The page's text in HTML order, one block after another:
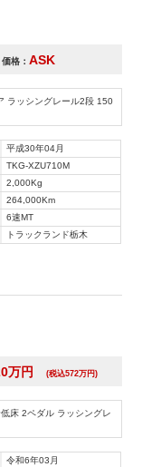
価格： ASK
ラッシングレール2段 150
平成30年04月
TKG-XZU710M
2,000Kg
264,000Km
6速MT
トラックランド栃木
万円 (税込572万円)
床 2ペダル ラッシングレ
令和6年03月